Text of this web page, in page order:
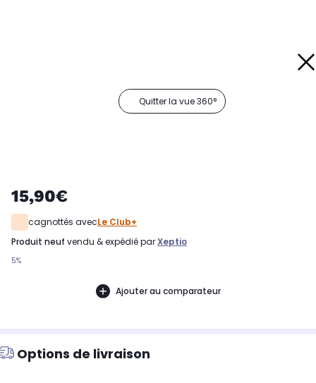
Quitter la vue 360°
15,90€
cagnottés avecLe Club+
produit neuf vendu & expédié parXeptio
5%
Ajouter au comparateur
Options de livraison